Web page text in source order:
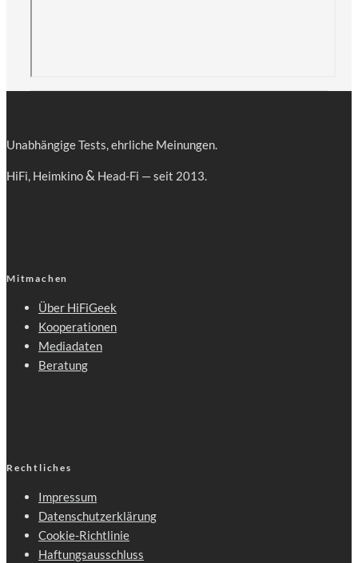
Unab­hän­gi­ge Tests, ehr­li­che Meinungen.
HiFi, Heim­ki­no& Head-Fi — seit 2013.
Mitmachen
Über HiFiGeek
Kooperationen
Mediadaten
Beratung
Rechtliches
Impressum
Datenschutzerklärung
Cookie-Richtlinie
Haftungsausschluss